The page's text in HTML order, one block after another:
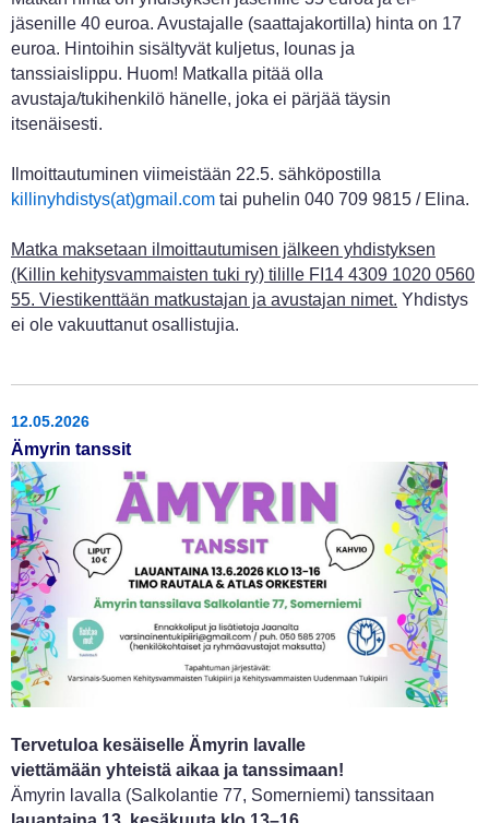
jäsenille 40 euroa. Avustajalle (saattajakortilla) hinta on 17
euroa. Hintoihin sisältyvät kuljetus, lounas ja
tanssiaislippu. Huom! Matkalla pitää olla
avustaja/tukihenkilö hänelle, joka ei pärjää täysin
itsenäisesti.
Ilmoittautuminen viimeistään 22.5. sähköpostilla
killinyhdistys(at)gmail.com tai puhelin 040 709 9815 / Elina.
Matka maksetaan ilmoittautumisen jälkeen yhdistyksen
(Killin kehitysvammaisten tuki ry) tilille FI14 4309 1020 0560
55. Viestikenttään matkustajan ja avustajan nimet. Yhdistys
ei ole vakuuttanut osallistujia.
12.05.2026
Ämyrin tanssit
Tervetuloa kesäiselle Ämyrin lavalle
viettämään yhteistä aikaa ja tanssimaan!
Ämyrin lavalla (Salkolantie 77, Somerniemi) tanssitaan